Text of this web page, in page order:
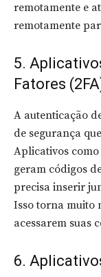
remotamente e
remotamente
5.
Fatores
A autenticação
de segurança
Aplicativos como
geram códigos
precisa inserir
Isso torna muito
acessarem suas
6.